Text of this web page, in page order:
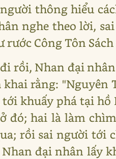
thông hiểu
nghe theo lời,
rước Công Tôn
rồi, Nhan đại
rằng:
khuấy phá tại
đó; hai là làm
rồi sai người tới
đại nhân lấy